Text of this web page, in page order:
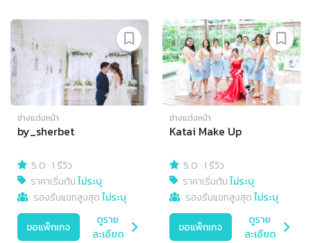
ช่างแต่งหน้า
by_sherbet
5.0 ·1 รีวิว
ราคาเริ่มต้นไม่ระบุ
รองรับแขกสูงสุดไม่ระบุ
ขอแพ็กเกจ
ดูราย
ละเอียด
ช่างแต่งหน้า
Katai Make Up
5.0 ·1 รีวิว
ราคาเริ่มต้นไม่ระบุ
รองรับแขกสูงสุดไม่ระบุ
ขอแพ็กเกจ
ดูราย
ละเอียด